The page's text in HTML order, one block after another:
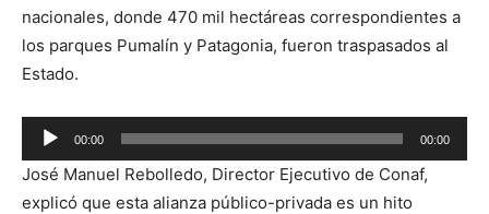
nacionales, donde 470 mil hectáreas correspondientes a
los parques Pumalín y Patagonia, fueron traspasados al
Estado.
Reproductor
de
audio
00:00 00:00
José Manuel Rebolledo, Director Ejecutivo de Conaf,
explicó que esta alianza público-privada es un hito